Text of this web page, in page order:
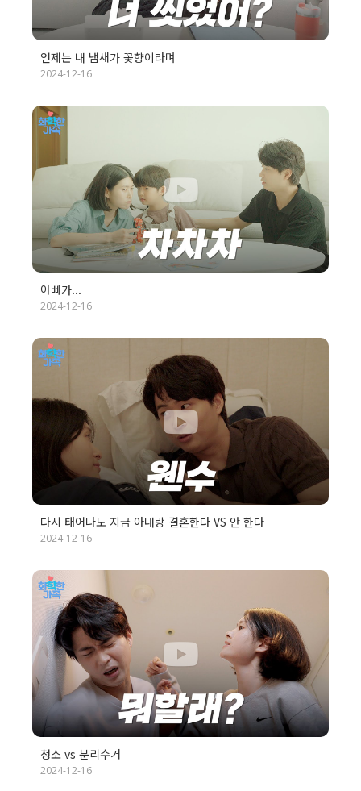
언제는 내 냄새가 꽃향이라며
2024-12-16
아빠가...
2024-12-16
다시 태어나도 지금 아내랑 결혼한다 VS 안 한다
2024-12-16
청소 vs 분리수거
2024-12-16